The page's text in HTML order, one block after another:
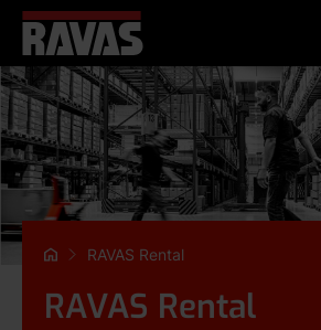
RAVAS Rental
RAVAS Rental